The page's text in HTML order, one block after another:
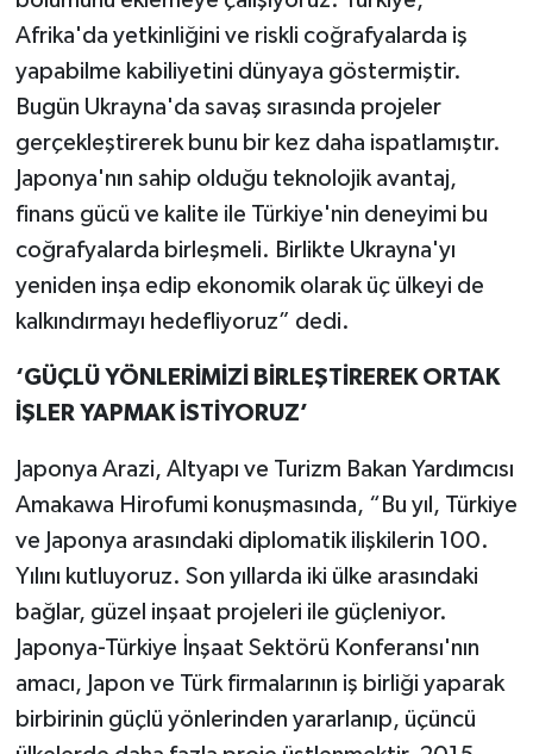
Afrika'da yetkinliğini ve riskli coğrafyalarda iş
yapabilme kabiliyetini dünyaya göstermiştir.
Bugün Ukrayna'da savaş sırasında projeler
gerçekleştirerek bunu bir kez daha ispatlamıştır.
Japonya'nın sahip olduğu teknolojik avantaj,
finans gücü ve kalite ile Türkiye'nin deneyimi bu
coğrafyalarda birleşmeli. Birlikte Ukrayna'yı
yeniden inşa edip ekonomik olarak üç ülkeyi de
kalkındırmayı hedefliyoruz” dedi.
‘GÜÇLÜ YÖNLERİMİZİ BİRLEŞTİREREK ORTAK
İŞLER YAPMAK İSTİYORUZ’
Japonya Arazi, Altyapı ve Turizm Bakan Yardımcısı
Amakawa Hirofumi konuşmasında, “Bu yıl, Türkiye
ve Japonya arasındaki diplomatik ilişkilerin 100.
Yılını kutluyoruz. Son yıllarda iki ülke arasındaki
bağlar, güzel inşaat projeleri ile güçleniyor.
Japonya-Türkiye İnşaat Sektörü Konferansı'nın
amacı, Japon ve Türk firmalarının iş birliği yaparak
birbirinin güçlü yönlerinden yararlanıp, üçüncü